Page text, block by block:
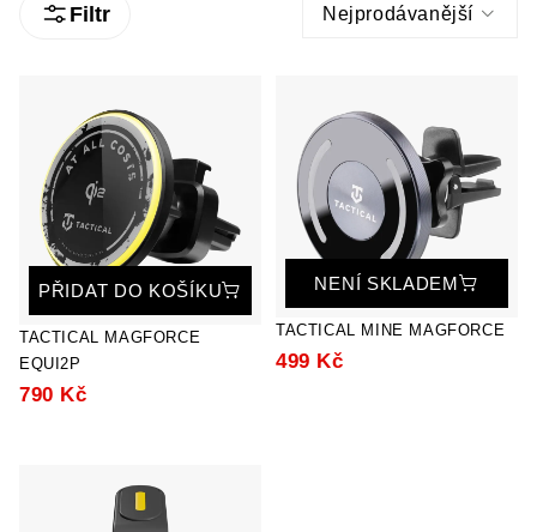
Filtr Nejprodávanější
PŘIDAT DO KOŠÍKU
TACTICAL MAGFORCE
EQUI2P
790 Kč
NENÍ SKLADEM
TACTICAL MINE MAGFORCE
499 Kč